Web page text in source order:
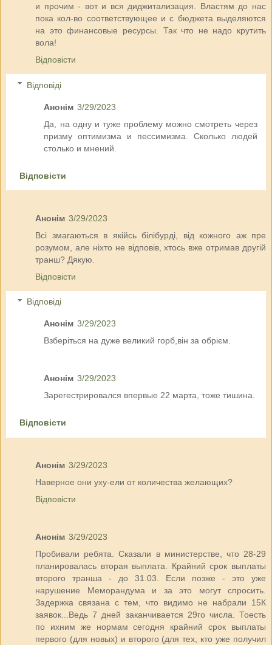
и прочим - вот и вся диджитализация. Властям до нас
пока кол-во соответствующее и с бюджета выделяются
на это финансовые ресурсы. Так что не надо крутить
вола!
Відповісти
Відповіді
Анонім 3/29/2023
Да, на одну и туже проблему можно смотреть через
призму оптимизма и пессимизма. Сколько людей
столько и мнений.
Відповісти
Анонім 3/29/2023
Всі змагаються в якійсь білібурді, від кожного аж пре
розумом, але ніхто не відповів, хтось вже отримав другій
транш? Дякую.
Відповісти
Відповіді
Анонім 3/29/2023
Взберіться на дуже великий горб,він за обрієм.
Анонім 3/29/2023
Зарегестрировался впервые 22 марта, тоже тишина.
Відповісти
Анонім 3/29/2023
Наверное они уху-ели от количества желающих?
Відповісти
Анонім 3/29/2023
Пробивали ребята. Сказали в министерстве, что 28-29
планировалась вторая выплата. Крайний срок выплаты
второго транша - до 31.03. Если позже - это уже
нарушение Меморандума и за это могут спросить.
Задержка связана с тем, что видимо не набрали 15К
заявок...Ведь 7 дней заканчивается 29го числа. Тоесть
по ихним же нормам сегодня крайний срок выплаты
первого (для новых) и второго (для тех, кто уже получил